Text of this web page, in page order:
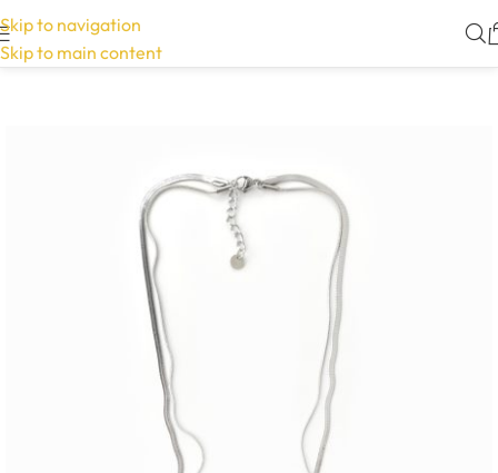
Skip to navigation
Skip to main content